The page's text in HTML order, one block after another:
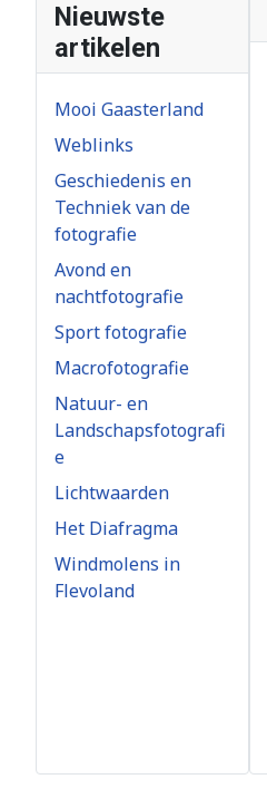
Nieuwste
artikelen
Mooi Gaasterland
Weblinks
Geschiedenis en
Techniek van de
fotografie
Avond en
nachtfotografie
Sport fotografie
Macrofotografie
Natuur- en
Landschapsfotografi
e
Lichtwaarden
Het Diafragma
Windmolens in
Flevoland